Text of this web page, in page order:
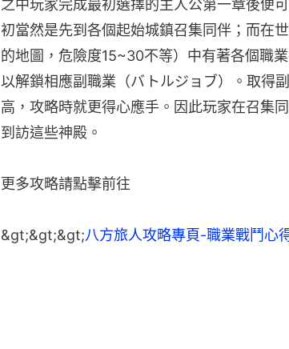
之中玩家完成最初選擇的主人公第一章後便
初當然是先到各個起始城鎮召集同伴；而在
的地圖，危險度15~30不等）中有著各個職
以解鎖相應副職業（バトルジョブ）。取得
高，攻略時就更得心應手。因此玩家在召集
到訪這些神殿。
更多攻略請點擊前往
&gt;&gt;&gt;八方旅人攻略專頁-職業戰鬥心